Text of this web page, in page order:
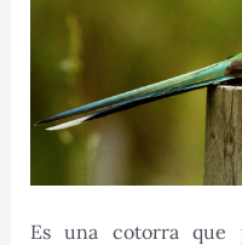
Es una cotorra que